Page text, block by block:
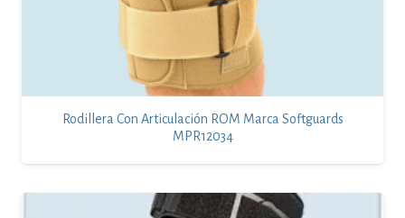
Rodillera Con Articulación ROM Marca Softguards
MPR12034